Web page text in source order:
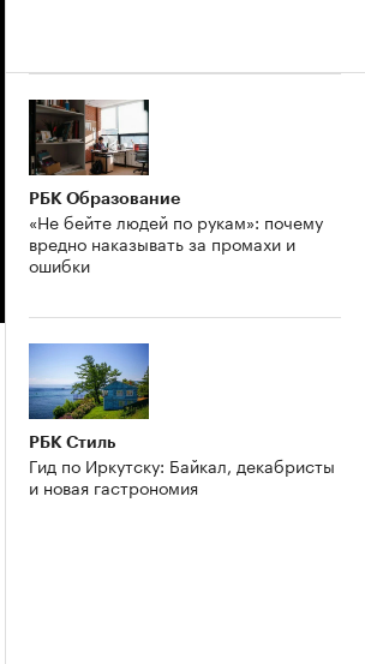
РБК Образование
«Не бейте людей по рукам»: почему
вредно наказывать за промахи и
ошибки
РБК Стиль
Гид по Иркутску: Байкал, декабристы
и новая гастрономия